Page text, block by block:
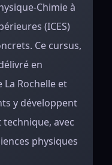
Chimie à
(ICES)
Ce cursus,
en
Rochelle et
y développent
avec
physiques